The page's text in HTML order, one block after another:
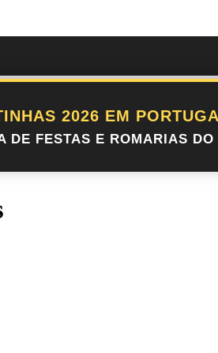
2026 EM
DE FESTAS E ROMARIAS DO